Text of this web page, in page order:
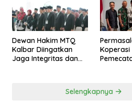
Dewan Hakim MTQ
Kalbar Diingatkan
Jaga Integritas dan
Koperasi
Selengkapnya